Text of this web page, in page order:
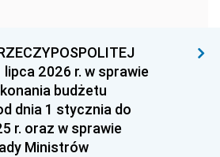
1953 1952
1950
1947 1946
1938
lipca 2026 r. w sprawie
budżetu
dnia 1 stycznia do
r. oraz w sprawie
Ministrów